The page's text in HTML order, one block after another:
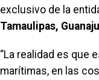
exclusivo de la
Tamaulipas,
“La realidad es que
marítimas, en las